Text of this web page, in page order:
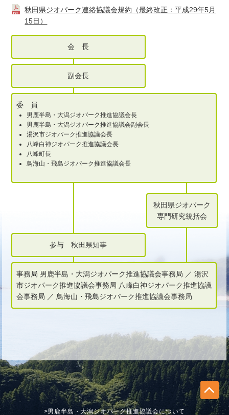
秋田県ジオパーク連絡協議会規約（最終改正：平成29年5月
15日）
会 長
副会長
委 員
男鹿半島・大潟ジオパーク推進協議会長
男鹿半島・大潟ジオパーク推進協議会副会長
湯沢市ジオパーク推進協議会長
八峰白神ジオパーク推進協議会長
八峰町長
鳥海山・飛島ジオパーク推進協議会長
秋田県ジオパーク
専門研究統括会
参与 秋田県知事
事務局 男鹿半島・大潟ジオパーク推進協議会事務局 ／ 湯沢
市ジオパーク推進協議会事務局 八峰白神ジオパーク推進協議
会事務局 ／ 鳥海山・飛島ジオパーク推進協議会事務局
>男鹿半島・大潟ジオパーク推進協議会について